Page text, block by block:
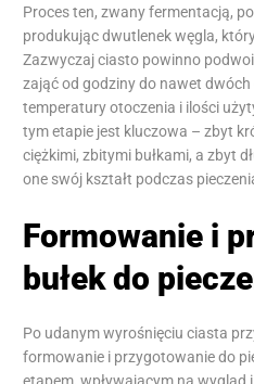
Proces ten, zwany fermentacją,
produkując dwutlenek węgla,
Zazwyczaj ciasto powinno
zająć od godziny do nawet dwóch
temperatury otoczenia i ilości
tym etapie jest kluczowa – zbyt
ciężkimi, zbitymi bułkami, a zbyt
one swój kształt podczas
Formowanie i
bułek do
Po udanym wyrośnięciu ciasta
formowanie i przygotowanie do
etapem, wpływającym na